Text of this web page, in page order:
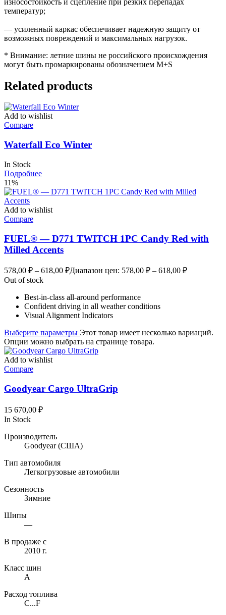
температур;
— усиленный каркас обеспечивает надежную защиту от
возможных повреждений и максимальных нагрузок.
* Внимание: летние шины не российского происхождения
могут быть промаркированы обозначением M+S
Related products
Add to wishlist
Compare
Waterfall Eco Winter
In Stock
Подробнее
11%
Add to wishlist
Compare
FUEL® — D771 TWITCH 1PC Candy Red with
Milled Accents
578,00 ₽ – 618,00 ₽Диапазон цен: 578,00 ₽ – 618,00 ₽
Out of stock
Best-in-class all-around performance
Confident driving in all weather conditions
Visual Alignment Indicators
Выберите параметры Этот товар имеет несколько вариаций.
Опции можно выбрать на странице товара.
Add to wishlist
Compare
Goodyear Cargo UltraGrip
15 670,00 ₽
In Stock
Производитель
Goodyear(США)
Тип автомобиля
Легкогрузовые автомобили
Сезонность
Зимние
Шипы
—
В продаже с
2010 г.
Класс шин
A
Расход топлива
C...F